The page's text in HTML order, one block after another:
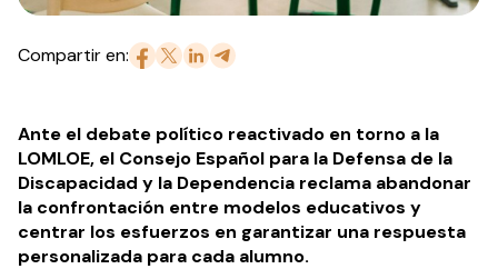
Compartir en:
Ante el debate político reactivado en torno a la
LOMLOE, el Consejo Español para la Defensa de la
Discapacidad y la Dependencia reclama abandonar
la confrontación entre modelos educativos y
centrar los esfuerzos en garantizar una respuesta
personalizada para cada alumno.